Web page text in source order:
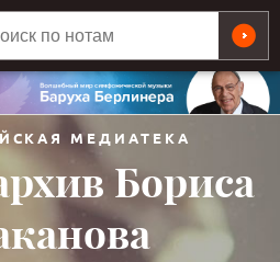
МЕДИАТЕКА
Бориса